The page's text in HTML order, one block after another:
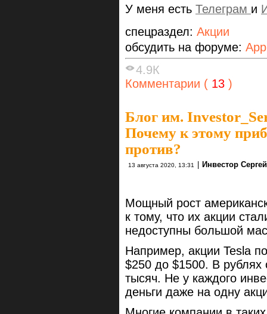
У меня есть Телеграм и
спецраздел: Акции
обсудить на форуме:
4.9К
Комментарии ( 13 )
Блог им.
Почему к этому
против?
13 августа 2020, 13:31 Инвестор Сергей
Мощный рост
к тому, что их акции
недоступны большой
Например, акции Tesla
$250 до $1500. В рублях
тысяч. Не у каждого
деньги даже на одну